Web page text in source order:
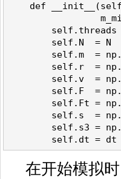
def
self.threads
        self.N  = N
self.m  =
self.r  =
self.v  =
self.F  =
self.Ft =
self.s  =
self.s3 =
        self.dt = dt
在开始模拟